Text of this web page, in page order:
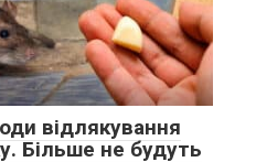
відлякування
Більше не будуть